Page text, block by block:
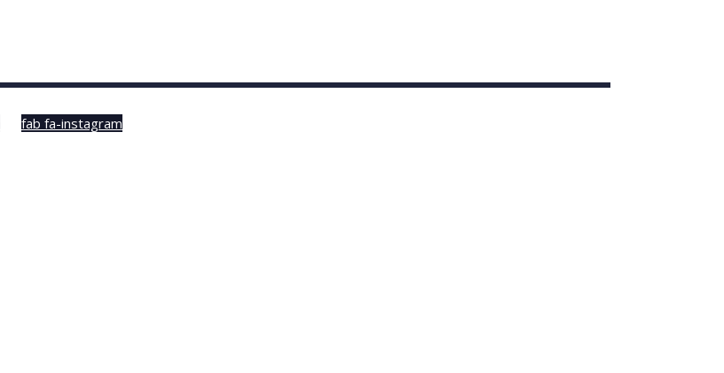
fab fa-instagram